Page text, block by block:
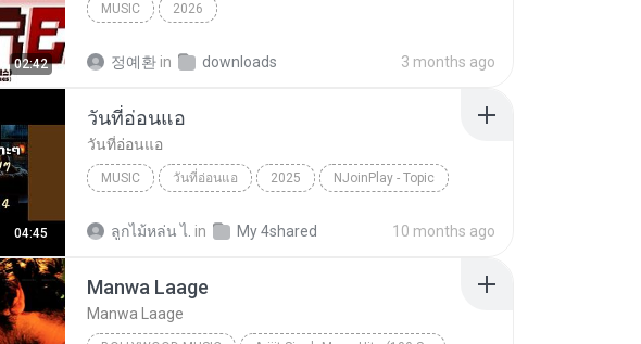
02:42
MUSIC 2026
정예환 in downloads 3 months ago
04:45
วันที่อ่อนแอ
วันที่อ่อนแอ
MUSIC วันที่อ่อนแอ 2025 NJoinPlay - Topic
ลูกไม้หล่น ไ. in My 4shared 10 months ago
Manwa Laage
Manwa Laage